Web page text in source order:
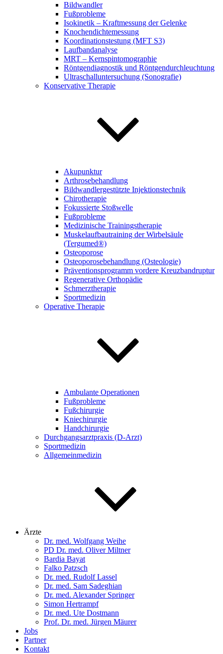
Bildwandler
Fußprobleme
Isokinetik – Kraftmessung der Gelenke
Knochendichtemessung
Koordinationstestung (MFT S3)
Laufbandanalyse
MRT – Kernspintomographie
Röntgendiagnostik und Röntgendurchleuchtung
Ultraschalluntersuchung (Sonografie)
Konservative Therapie
Akupunktur
Arthrosebehandlung
Bildwandlergestützte Injektionstechnik
Chirotherapie
Fokussierte Stoßwelle
Fußprobleme
Medizinische Trainingstherapie
Muskelaufbautraining der Wirbelsäule
(Tergumed®)
Osteoporose
Osteoporosebehandlung (Osteologie)
Präventionsprogramm vordere Kreuzbandruptur
Regenerative Orthopädie
Schmerztherapie
Sportmedizin
Operative Therapie
Ambulante Operationen
Fußprobleme
Fußchirurgie
Kniechirurgie
Handchirurgie
Durchgangsarztpraxis (D-Arzt)
Sportmedizin
Allgemeinmedizin
Ärzte
Dr. med. Wolfgang Weihe
PD Dr. med. Oliver Miltner
Bardia Bayat
Falko Patzsch
Dr. med. Rudolf Lassel
Dr. med. Sam Sadeghian
Dr. med. Alexander Springer
Simon Hertrampf
Dr. med. Ute Dostmann
Prof. Dr. med. Jürgen Mäurer
Jobs
Partner
Kontakt